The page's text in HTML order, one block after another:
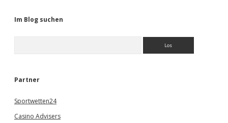
Im Blog suchen
e
Partner
Sportwetten24
Casino Advisers